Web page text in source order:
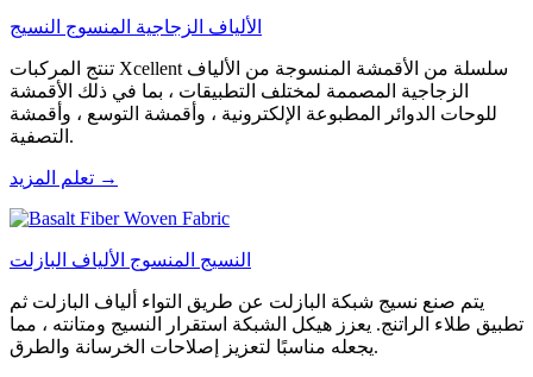
الألياف الزجاجية المنسوج النسيج
تنتج المركبات Xcellent سلسلة من الأقمشة المنسوجة من الألياف
الزجاجية المصممة لمختلف التطبيقات ، بما في ذلك الأقمشة
للوحات الدوائر المطبوعة الإلكترونية ، وأقمشة التوسع ، وأقمشة
التصفية.
تعلم المزيد →
النسيج المنسوج الألياف البازلت
يتم صنع نسيج شبكة البازلت عن طريق التواء ألياف البازلت ثم
تطبيق طلاء الراتنج. يعزز هيكل الشبكة استقرار النسيج ومتانته ، مما
يجعله مناسبًا لتعزيز إصلاحات الخرسانة والطرق.